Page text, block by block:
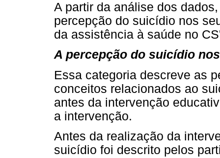
A partir da análise dos
percepção do suicídio nos
da assistência à saúde no
A percepção do suicídio
Essa categoria descreve as
conceitos relacionados ao
antes da intervenção
a intervenção.
Antes da realização da
suicídio foi descrito pelos